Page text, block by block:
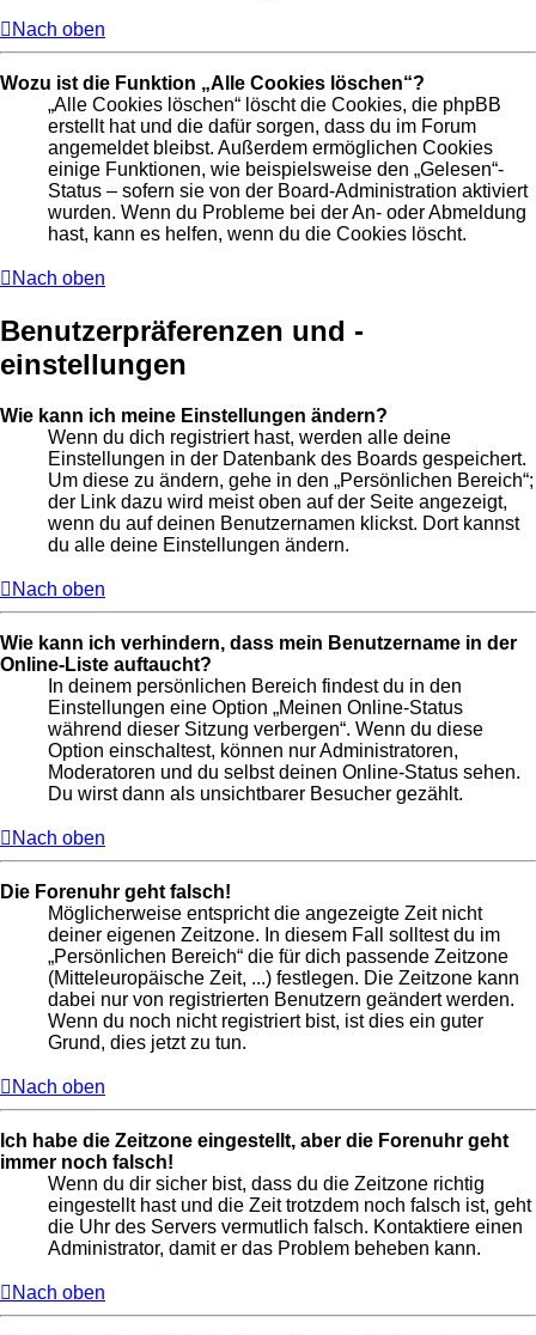
Nach oben
Wozu ist die Funktion „Alle Cookies löschen“?
„Alle Cookies löschen“ löscht die Cookies, die phpBB
erstellt hat und die dafür sorgen, dass du im Forum
angemeldet bleibst. Außerdem ermöglichen Cookies
einige Funktionen, wie beispielsweise den „Gelesen“-
Status – sofern sie von der Board-Administration aktiviert
wurden. Wenn du Probleme bei der An- oder Abmeldung
hast, kann es helfen, wenn du die Cookies löscht.
Nach oben
Benutzerpräferenzen und -
einstellungen
Wie kann ich meine Einstellungen ändern?
Wenn du dich registriert hast, werden alle deine
Einstellungen in der Datenbank des Boards gespeichert.
Um diese zu ändern, gehe in den „Persönlichen Bereich“;
der Link dazu wird meist oben auf der Seite angezeigt,
wenn du auf deinen Benutzernamen klickst. Dort kannst
du alle deine Einstellungen ändern.
Nach oben
Wie kann ich verhindern, dass mein Benutzername in der
Online-Liste auftaucht?
In deinem persönlichen Bereich findest du in den
Einstellungen eine Option „Meinen Online-Status
während dieser Sitzung verbergen“. Wenn du diese
Option einschaltest, können nur Administratoren,
Moderatoren und du selbst deinen Online-Status sehen.
Du wirst dann als unsichtbarer Besucher gezählt.
Nach oben
Die Forenuhr geht falsch!
Möglicherweise entspricht die angezeigte Zeit nicht
deiner eigenen Zeitzone. In diesem Fall solltest du im
„Persönlichen Bereich“ die für dich passende Zeitzone
(Mitteleuropäische Zeit, ...) festlegen. Die Zeitzone kann
dabei nur von registrierten Benutzern geändert werden.
Wenn du noch nicht registriert bist, ist dies ein guter
Grund, dies jetzt zu tun.
Nach oben
Ich habe die Zeitzone eingestellt, aber die Forenuhr geht
immer noch falsch!
Wenn du dir sicher bist, dass du die Zeitzone richtig
eingestellt hast und die Zeit trotzdem noch falsch ist, geht
die Uhr des Servers vermutlich falsch. Kontaktiere einen
Administrator, damit er das Problem beheben kann.
Nach oben